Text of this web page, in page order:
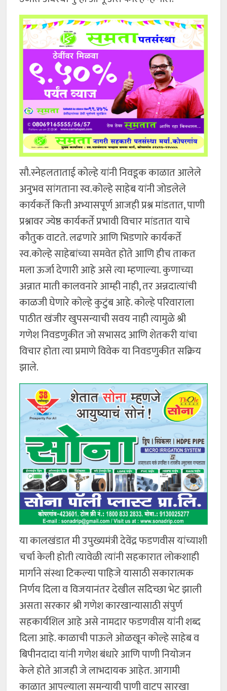
सौ.स्नेहलताताई कोल्हे यांनी निवडूक काळात आलेले
अनुभव सांगताना स्व.कोल्हे साहेब यांनी जोडलेले
कार्यकर्ते किती अभ्यासपूर्ण आजही प्रश्न मांडतात, पाणी
प्रश्नावर ज्येष्ठ कार्यकर्ते प्रभावी विचार मांडतात याचे
कौतुक वाटते. लढणारे आणि भिडणारे कार्यकर्ते
स्व.कोल्हे साहेबांच्या समवेत होते आणि हीच ताकत
मला ऊर्जा देणारी आहे असे त्या म्हणाल्या. कुणाच्या
अन्नात माती कालवनारे आम्ही नाही, तर अन्नदात्यांची
काळजी घेणारे कोल्हे कुटुंब आहे. कोल्हे परिवाराला
पाठीत खंजीर खुपसन्याची सवय नाही त्यामुळे श्री
गणेश निवडणुकीत जो सभासद आणि शेतकरी यांचा
विचार होता त्या प्रमाणे विवेक या निवडणुकीत सक्रिय
झाले.
या कालखंडात मी उपुख्यमंत्री देवेंद्र फडणवीस यांच्याशी
चर्चा केली होती त्यावेळी त्यांनी सहकारात लोकशाही
मार्गाने संस्था टिकल्या पाहिजे यासाठी सकारात्मक
निर्णय दिला व विजयानंतर देखील सदिच्छा भेट झाली
असता सरकार श्री गणेश कारखान्यासाठी संपुर्ण
सहकार्यशिल आहे असे नामदार फडणवीस यांनी शब्द
दिला आहे. काळाची पाऊले ओळखून कोल्हे साहेब व
बिपीनदादा यांनी गणेश बंधारे आणि पाणी नियोजन
केले होते आजही जे लाभदायक आहेत. आगामी
काळात आपल्याला समन्यायी पाणी वाटप सारखा